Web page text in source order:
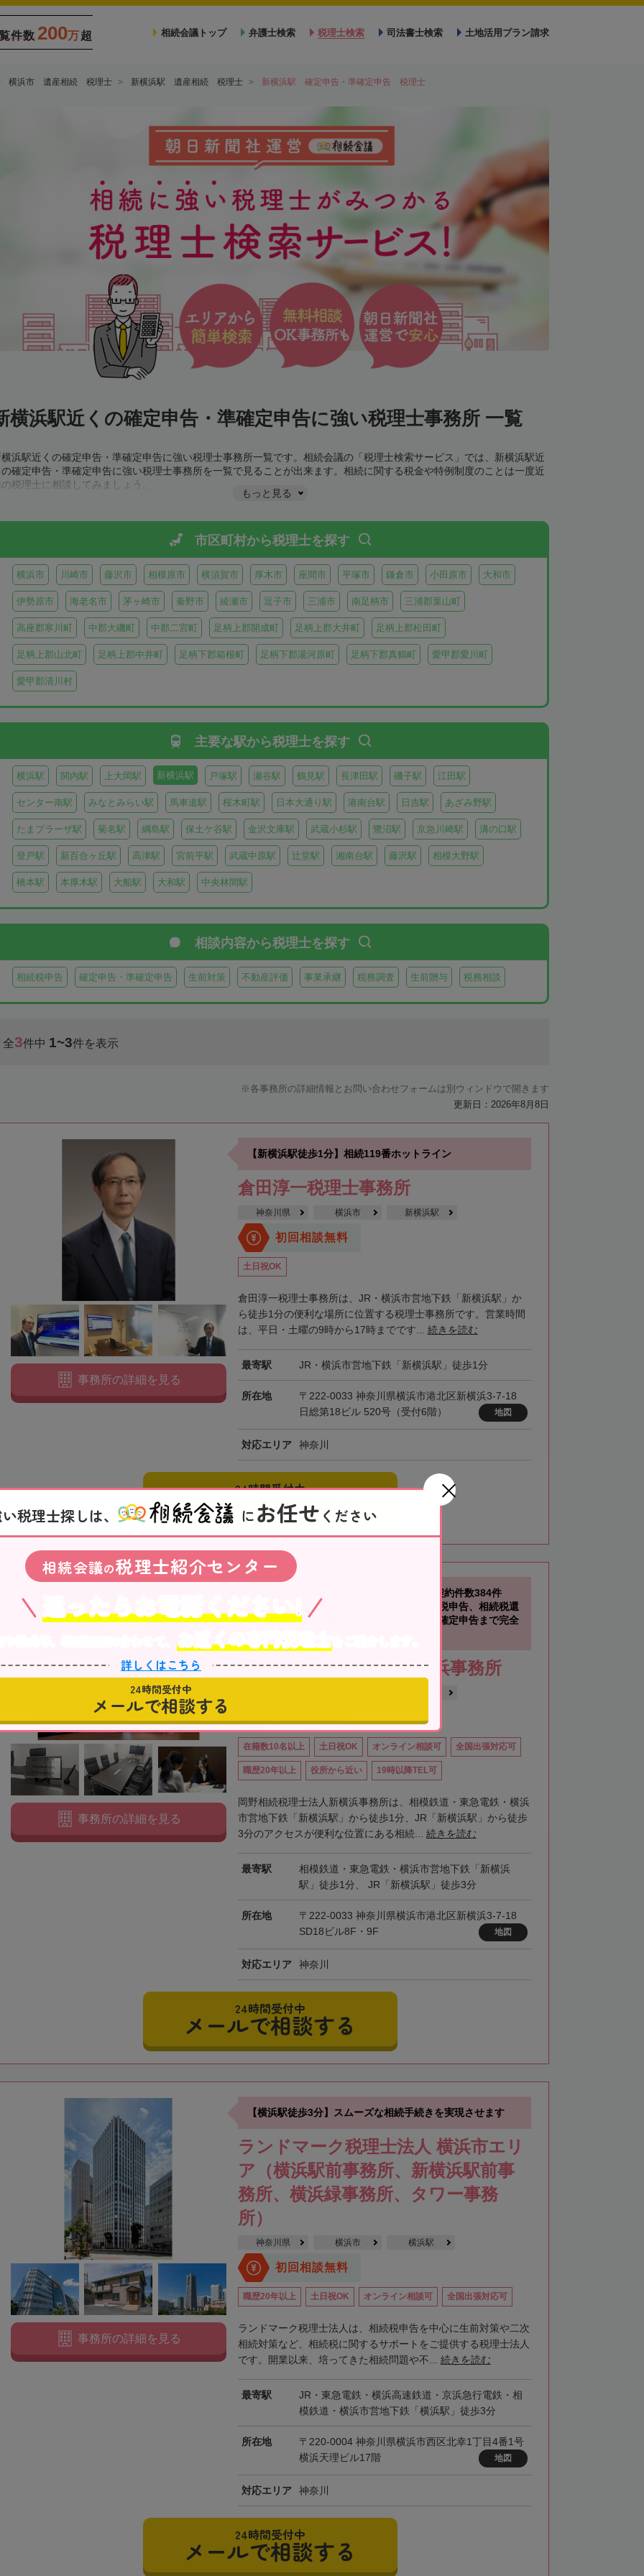
件数 200万超 相続会議トップ 弁護士検索 税理士検索 司法書士検索 土地活用プラン請求
横浜市 遺産相続 税理士 新横浜駅 遺産相続 税理士 新横浜駅 確定申告・準確定申告 税理士
横浜駅近くの確定申告・準確定申告に強い税理士事務所 一覧
浜駅近くの確定申告・準確定申告に強い税理士事務所一覧です。相続会議の「税理士検索サービス」では、新横浜駅近
確定申告・準確定申告に強い税理士事務所を一覧で見ることが出来ます。相続に関する税金や特例制度のことは一度近
税理士に相談してみましょう。
もっと見る
市区町村から税理士を探す
横浜市 川崎市 藤沢市 相模原市 横須賀市 厚木市 座間市 平塚市 鎌倉市 小田原市 大和市
伊勢原市 海老名市 茅ヶ崎市 秦野市 綾瀬市 逗子市 三浦市 南足柄市 三浦郡葉山町
高座郡寒川町 中郡大磯町 中郡二宮町 足柄上郡開成町 足柄上郡大井町 足柄上郡松田町
足柄上郡山北町 足柄上郡中井町 足柄下郡箱根町 足柄下郡湯河原町 足柄下郡真鶴町 愛甲郡愛川町
愛甲郡清川村
主要な駅から税理士を探す
横浜駅 関内駅 上大岡駅 新横浜駅 戸塚駅 瀬谷駅 鶴見駅 長津田駅 磯子駅 江田駅
センター南駅 みなとみらい駅 馬車道駅 桜木町駅 日本大通り駅 港南台駅 日吉駅 あざみ野駅
たまプラーザ駅 菊名駅 綱島駅 保土ケ谷駅 金沢文庫駅 武蔵小杉駅 鷺沼駅 京急川崎駅 溝の口駅
登戸駅 新百合ヶ丘駅 高津駅 宮前平駅 武蔵中原駅 辻堂駅 湘南台駅 藤沢駅 相模大野駅
橋本駅 本厚木駅 大船駅 大和駅 中央林間駅
相談内容から税理士を探す
相続税申告 確定申告・準確定申告 生前対策 不動産評価 事業承継 税務調査 生前贈与 税務相談
全3件中 1~3件を表示
各事務所の詳細情報とお問い合わせフォームは別ウィンドウで開きます
更新日：2026年8月8日
【新横浜駅徒歩1分】相続119番ホットライン
倉田淳一税理士事務所
神奈川県 横浜市 新横浜駅
初回相談無料
土日祝OK
倉田淳一税理士事務所は、JR・横浜市営地下鉄「新横浜駅」か
ら徒歩1分の便利な場所に位置する税理士事務所です。営業時間
は、平日・土曜の9時から17時までです... 続きを読む
最寄駅 JR・横浜市営地下鉄「新横浜駅」徒歩1分
所在地
〒222-0033 神奈川県横浜市港北区新横浜3-7-18
日総第18ビル 520号（受付6階）
地図
対応エリア 神奈川
事務所の詳細を見る
24時間受付中
メールで相談する
【新横浜駅徒歩1分】相続税申告・還付の契約件数384件
(2025年度)。相続税節税のプロ集団が相続税申告、相続税還
付、生前対策、不動産売却、不動産売却の確定申告まで完全
岡野相続税理士法人 新横浜事務所
在籍数10名以上 土日祝OK オンライン相談可 全国出張対応可
職歴20年以上 役所から近い 19時以降TEL可
岡野相続税理士法人新横浜事務所は、相模鉄道・東急電鉄・横浜
市営地下鉄「新横浜駅」から徒歩1分、JR「新横浜駅」から徒歩
3分のアクセスが便利な位置にある相続... 続きを読む
最寄駅
相模鉄道・東急電鉄・横浜市営地下鉄「新横浜
駅」徒歩1分、 JR「新横浜駅」徒歩3分
所在地
〒222-0033 神奈川県横浜市港北区新横浜3-7-18
SD18ビル8F・9F
地図
対応エリア 神奈川
事務所の詳細を見る
24時間受付中
メールで相談する
【横浜駅徒歩3分】スムーズな相続手続きを実現させます
ランドマーク税理士法人 横浜市エリ
ア（横浜駅前事務所、新横浜駅前事
務所、横浜緑事務所、タワー事務
所）
神奈川県 横浜市 横浜駅
初回相談無料
職歴20年以上 土日祝OK オンライン相談可 全国出張対応可
ランドマーク税理士法人は、相続税申告を中心に生前対策や二次
相続対策など、相続税に関するサポートをご提供する税理士法人
です。開業以来、培ってきた相続問題や不... 続きを読む
最寄駅
JR・東急電鉄・横浜高速鉄道・京浜急行電鉄・相
模鉄道・横浜市営地下鉄「横浜駅」徒歩3分
所在地
〒220-0004 神奈川県横浜市西区北幸1丁目4番1号
横浜天理ビル17階
地図
対応エリア 神奈川
事務所の詳細を見る
24時間受付中
メールで相談する
税理士探しは、 にお任せ ください
相続会議の税理士紹介センター
迷ったらお電話ください!
お近くの専門税理士
詳しくはこちら
24時間受付中
メールで相談する